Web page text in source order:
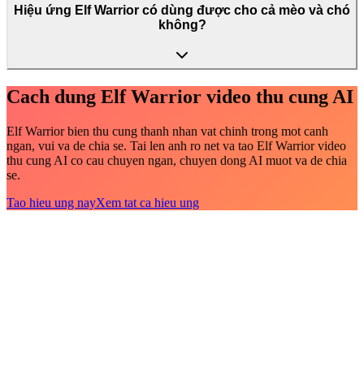
Hiệu ứng Elf Warrior có dùng được cho cả mèo và chó
không?
Cach dung Elf Warrior video thu cung AI
Elf Warrior bien thu cung thanh nhan vat chinh trong mot canh
ngan, vui va de chia se. Tai len anh ro net va tao Elf Warrior video
thu cung AI co cau chuyen ngan, chuyen dong AI muot va de chia
se.
Tao hieu ung nayXem tat ca hieu ung